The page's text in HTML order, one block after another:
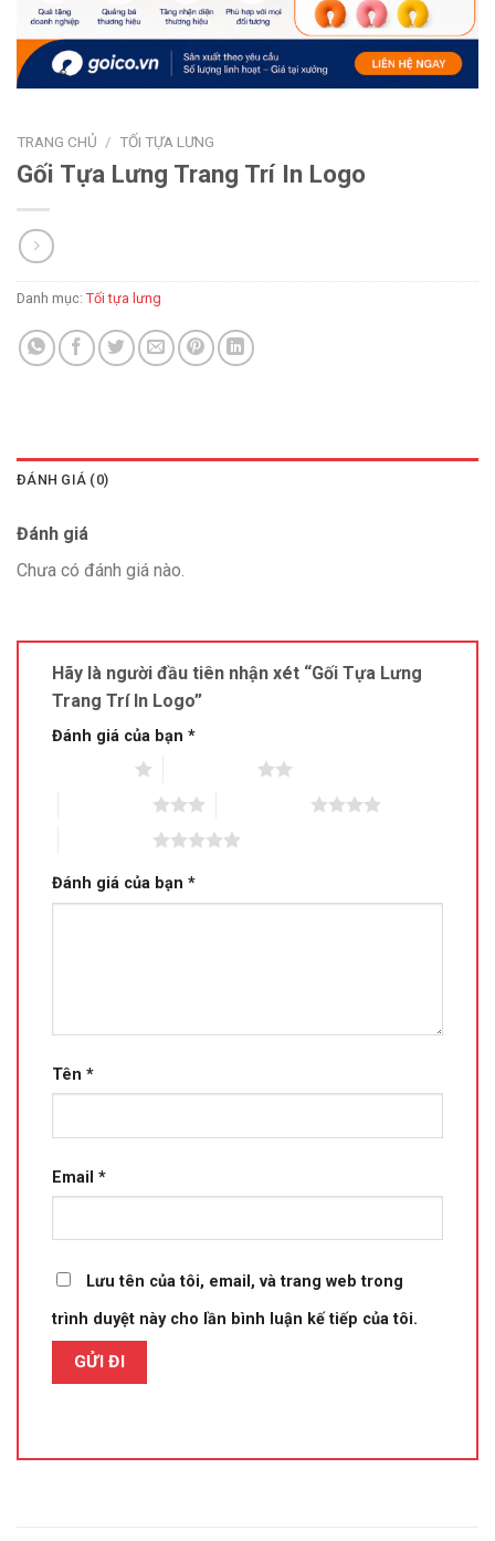
TRANG CHỦ / TỐI TỰA LƯNG
Gối Tựa Lưng Trang Trí In Logo
Danh mục: Tối tựa lưng
ĐÁNH GIÁ (0)
Đánh giá
Chưa có đánh giá nào.
Hãy là người đầu tiên nhận xét “Gối Tựa Lưng
Trang Trí In Logo”
Đánh giá của bạn *
Đánh giá của bạn *
Tên *
Email *
Lưu tên của tôi, email, và trang web trong
trình duyệt này cho lần bình luận kế tiếp của tôi.